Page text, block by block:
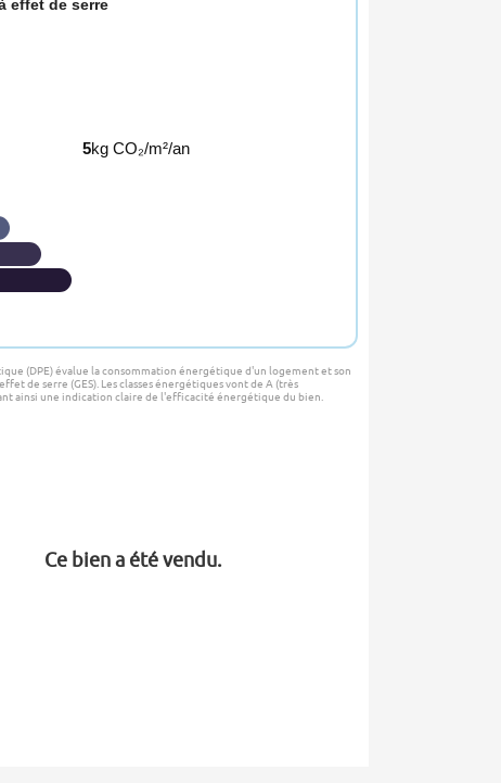
effet de serre
5kg CO₂/m²/an
(DPE) évalue la consommation énergétique d'un logement et son
de serre (GES). Les classes énergétiques vont de A (très
ainsi une indication claire de l'efficacité énergétique du bien.
Ce bien a été vendu.